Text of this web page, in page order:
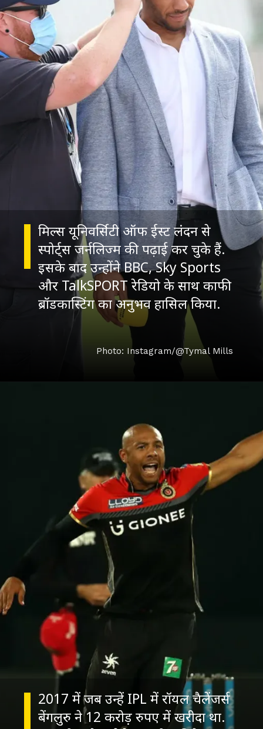
मिल्स यूनिवर्सिटी ऑफ ईस्ट लंदन से
स्पोर्ट्स जर्नलिज्म की पढ़ाई कर चुके हैं.
इसके बाद उन्होंने BBC, Sky Sports
और TalkSPORT रेडियो के साथ काफी
ब्रॉडकास्टिंग का अनुभव हासिल किया.
Photo: Instagram/@Tymal Mills
2017 में जब उन्हें IPL में रॉयल चैलेंजर्स
बेंगलुरु ने 12 करोड़ रुपए में खरीदा था.